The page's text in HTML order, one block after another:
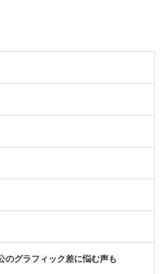
のグラフィック差に悩む声も